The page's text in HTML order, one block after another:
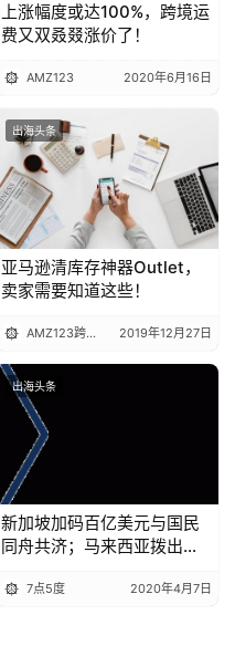
上涨幅度或达100%，跨境运
费又双叒叕涨价了！
AMZ123 2020年6月16日
出海头条
亚马逊清库存神器Outlet，
卖家需要知道这些！
AMZ123跨境电商 2019年12月27日
出海头条
新加坡加码百亿美元与国民
同舟共济；马来西亚拨出数
企业7点5度 2020年4月7日